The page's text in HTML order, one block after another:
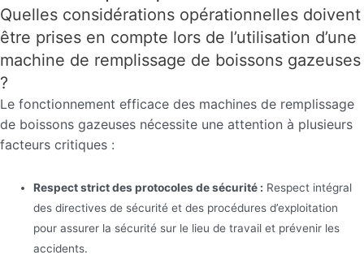
Quelles considérations opérationnelles doivent
être prises en compte lors de l’utilisation d’une
machine de remplissage de boissons gazeuses
?
Le fonctionnement efficace des machines de remplissage
de boissons gazeuses nécessite une attention à plusieurs
facteurs critiques :
Respect strict des protocoles de sécurité : Respect intégral
des directives de sécurité et des procédures d’exploitation
pour assurer la sécurité sur le lieu de travail et prévenir les
accidents.